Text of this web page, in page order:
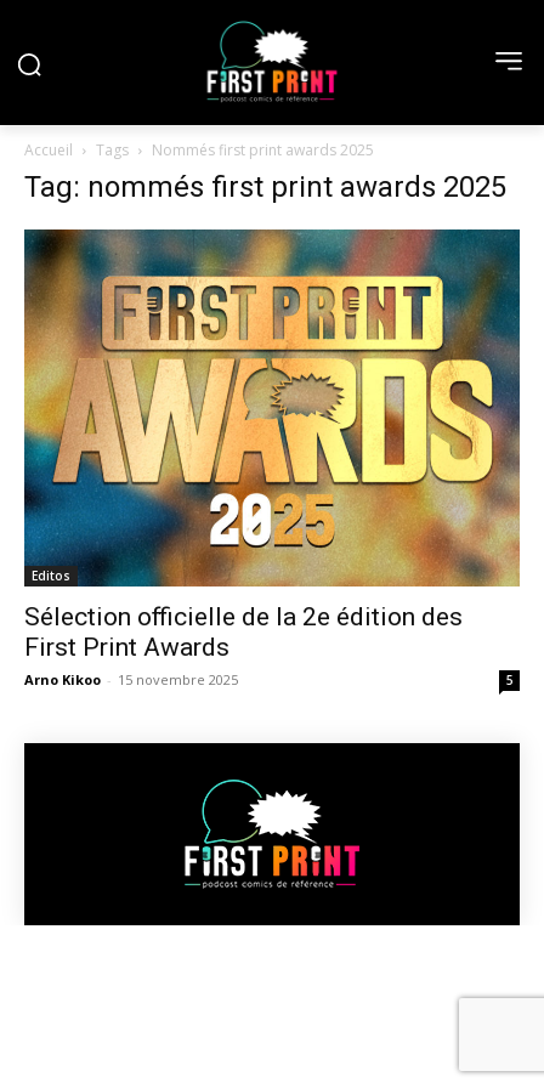
Accueil Tags Nommés first print awards 2025
Tag: nommés first print awards 2025
Editos
Sélection officielle de la 2e édition des
First Print Awards
Arno Kikoo - 15 novembre 2025 5